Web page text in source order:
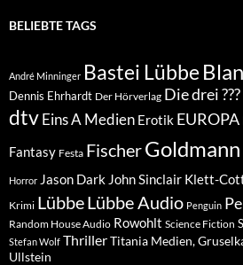
BELIEBTE TAGS
André Minninger Bastei Lübbe
Dennis Ehrhardt Der Hörverlag Die drei ???
dtvEins A Medien Erotik EUROPA
Fantasy Festa FischerGoldmann
Horror Jason Dark John Sinclair Klett-
Krimi LübbeLübbe Audio Penguin
Random House Audio Rowohlt Science Fiction
Stefan Wolf ThrillerTitania Medien,
Ullstein